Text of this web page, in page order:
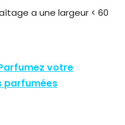
a une largeur < 60
votre
parfumées